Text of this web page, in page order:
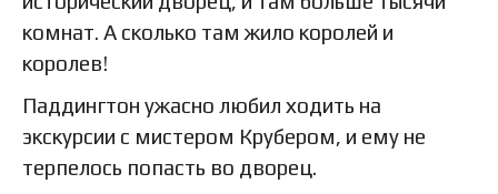
комнат. А сколько там жило королей и
королев!
Паддингтон ужасно любил ходить на
экскурсии с мистером Крубером, и ему не
терпелось попасть во дворец.